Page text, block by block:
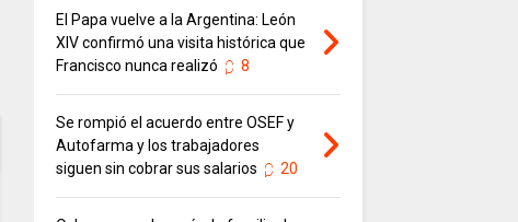
El Papa vuelve a la Argentina: León
XIV confirmó una visita histórica que
Francisco nunca realizó
8
Se rompió el acuerdo entre OSEF y
Autofarma y los trabajadores
siguen sin cobrar sus salarios
20